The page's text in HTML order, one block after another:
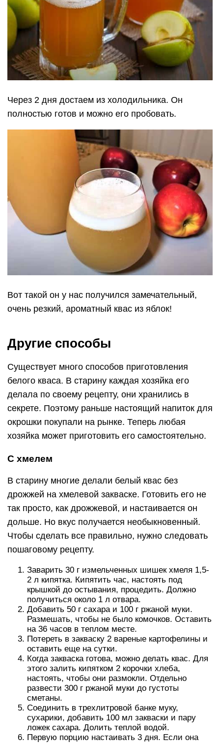
Через 2 дня достаем из холодильника. Он
полностью готов и можно его пробовать.
Вот такой он у нас получился замечательный,
очень резкий, ароматный квас из яблок!
Другие способы
Существует много способов приготовления
белого кваса. В старину каждая хозяйка его
делала по своему рецепту, они хранились в
секрете. Поэтому раньше настоящий напиток для
окрошки покупали на рынке. Теперь любая
хозяйка может приготовить его самостоятельно.
С хмелем
В старину многие делали белый квас без
дрожжей на хмелевой закваске. Готовить его не
так просто, как дрожжевой, и настаивается он
дольше. Но вкус получается необыкновенный.
Чтобы сделать все правильно, нужно следовать
пошаговому рецепту.
Заварить 30 г измельченных шишек хмеля 1,5-
2 л кипятка. Кипятить час, настоять под
крышкой до остывания, процедить. Должно
получиться около 1 л отвара.
Добавить 50 г сахара и 100 г ржаной муки.
Размешать, чтобы не было комочков. Оставить
на 36 часов в теплом месте.
Потереть в закваску 2 вареные картофелины и
оставить еще на сутки.
Когда закваска готова, можно делать квас. Для
этого залить кипятком 2 корочки хлеба,
настоять, чтобы они размокли. Отдельно
развести 300 г ржаной муки до густоты
сметаны.
Соединить в трехлитровой банке муку,
сухарики, добавить 100 мл закваски и пару
ложек сахара. Долить теплой водой.
Первую порцию настаивать 3 дня. Если она